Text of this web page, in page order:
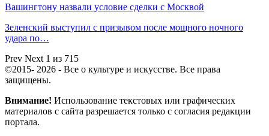
Вашингтону назвали условие сделки с Москвой
Зеленский выступил с призывом после мощного ночного
удара по…
Prev Next 1 из 715
©2015- 2026 - Все о культуре и искусстве. Все права
защищены.
Внимание! Использование текстовых или графических
материалов с сайта разрешается только c согласия редакции
портала.